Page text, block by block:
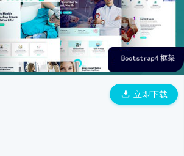
立即下载